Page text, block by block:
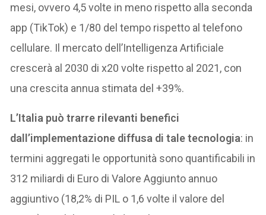
mesi, ovvero 4,5 volte in meno rispetto alla seconda
app (TikTok) e 1/80 del tempo rispetto al telefono
cellulare. Il mercato dell’Intelligenza Artificiale
crescerà al 2030 di x20 volte rispetto al 2021, con
una crescita annua stimata del +39%.
L’Italia può trarre rilevanti benefici
dall’implementazione diffusa di tale tecnologia: in
termini aggregati le opportunità sono quantificabili in
312 miliardi di Euro di Valore Aggiunto annuo
aggiuntivo (18,2% di PIL o 1,6 volte il valore del